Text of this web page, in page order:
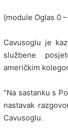
{module Oglas 0
Cavusoglu je
službene
američkim
“Na sastanku s
nastavak
Cavusoglu.